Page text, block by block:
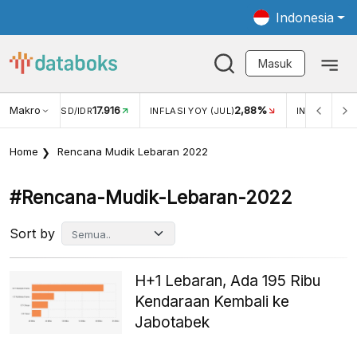
Indonesia
Masuk
Makro
USD/IDR 17.916 INFLASI YOY (JUL)2,88% INFLASI MOM (JUL)
Home Rencana Mudik Lebaran 2022
#rencana-Mudik-Lebaran-2022
Sort by
H+1 Lebaran, Ada 195 Ribu
Kendaraan Kembali ke
Jabotabek